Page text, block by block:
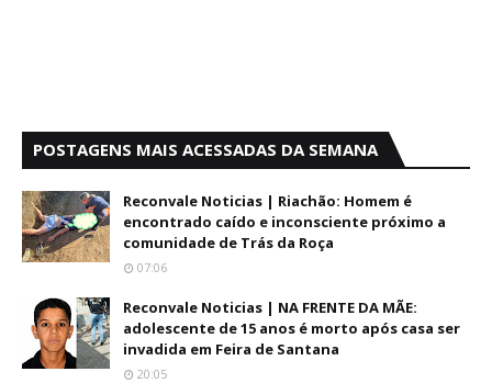
POSTAGENS MAIS ACESSADAS DA SEMANA
Reconvale Noticias | Riachão: Homem é
encontrado caído e inconsciente próximo a
comunidade de Trás da Roça
07:06
Reconvale Noticias | NA FRENTE DA MÃE:
adolescente de 15 anos é morto após casa ser
invadida em Feira de Santana
20:05